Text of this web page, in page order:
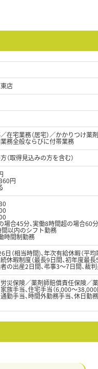
店
宅業務（居宅）／かかりつけ薬
務全般ならびに付帯業務
（取得見込みの方を含む）
円
合45分、実働8時間超の場合60分
以内のシフト勤務
時間制勤務
（相当時間)、年次有給休暇（平
休暇制度（最長9日間、初年度最長
の出産2日間、弔事3～7日間、裁
災保険／薬剤師賠償責任保険／
族手当、住宅手当（6,000～
勤手当、時間外勤務手当、休日